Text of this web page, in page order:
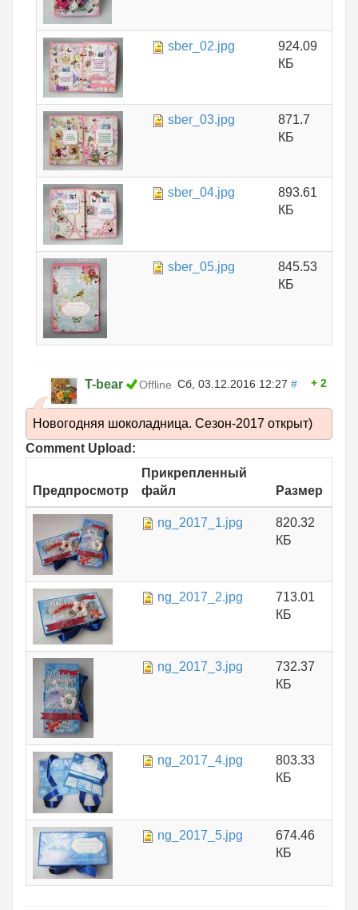
sber_02.jpg
924.09
КБ
sber_03.jpg
871.7
КБ
sber_04.jpg
893.61
КБ
sber_05.jpg
845.53
КБ
T-bear Offline Сб, 03.12.2016 12:27 # 2
Новогодняя шоколадница. Сезон-2017 открыт)
Comment Upload:
Предпросмотр
Прикрепленный
файл
Размер
ng_2017_1.jpg
820.32
КБ
ng_2017_2.jpg
713.01
КБ
ng_2017_3.jpg
732.37
КБ
ng_2017_4.jpg
803.33
КБ
ng_2017_5.jpg
674.46
КБ